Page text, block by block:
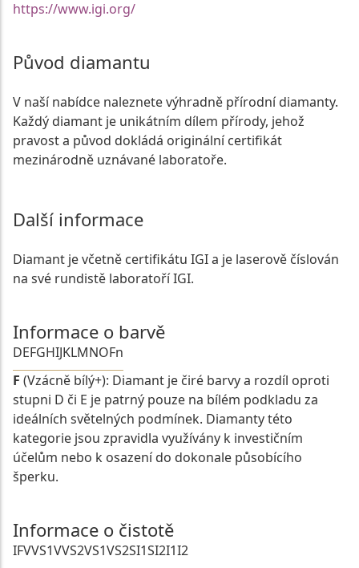
https://www.igi.org/
Původ diamantu
V naší nabídce naleznete výhradně přírodní diamanty.
Každý diamant je unikátním dílem přírody, jehož
pravost a původ dokládá originální certifikát
mezinárodně uznávané laboratoře.
Další informace
Diamant je včetně certifikátu IGI a je laserově číslován
na své rundistě laboratoří IGI.
Informace o barvě
DEFGHIJKLMNOFn
F (Vzácně bílý+): Diamant je čiré barvy a rozdíl oproti
stupni D či E je patrný pouze na bílém podkladu za
ideálních světelných podmínek. Diamanty této
kategorie jsou zpravidla využívány k investičním
účelům nebo k osazení do dokonale působícího
šperku.
Informace o čistotě
IFVVS1VVS2VS1VS2SI1SI2I1I2